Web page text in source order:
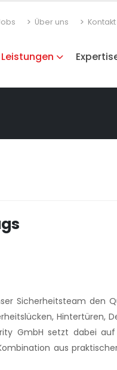
Über uns Kontakt
Leistungen
Sicherheitsteam den
Hintertüren,
GmbH setzt dabei
aus